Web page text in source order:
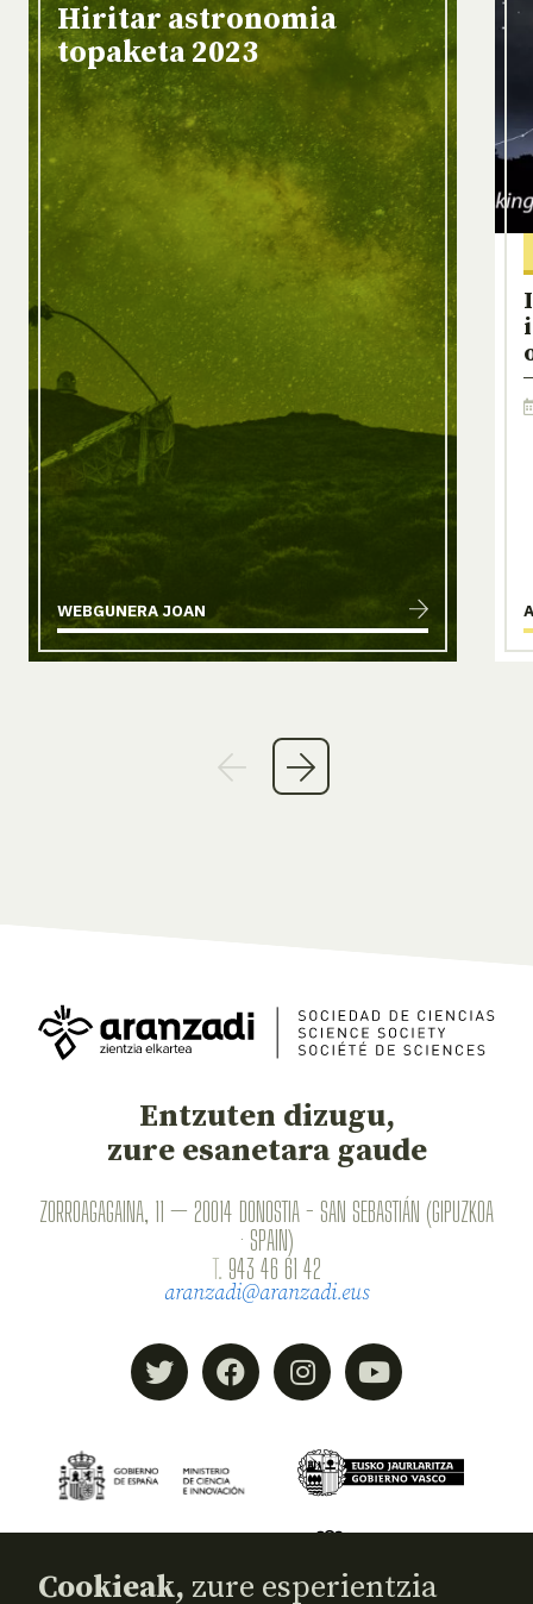
Hiritar astronomia
topaketa 2023
WEBGUNERA JOAN
Entzuten dizugu,
zure esanetara gaude
ZORROAGAGAINA, 11 — 20014 DONOSTIA - SAN SEBASTIÁN (GIPUZKOA
· SPAIN)
T. 943 46 61 42
aranzadi@aranzadi.eus
Cookieak, zure esperientzia